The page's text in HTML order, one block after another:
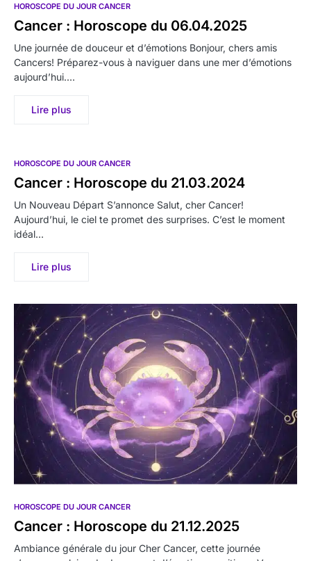
HOROSCOPE DU JOUR CANCER
Cancer : Horoscope du 06.04.2025
Une journée de douceur et d’émotions Bonjour, chers amis
Cancers! Préparez-vous à naviguer dans une mer d’émotions
aujourd’hui.…
Lire plus
HOROSCOPE DU JOUR CANCER
Cancer : Horoscope du 21.03.2024
Un Nouveau Départ S’annonce Salut, cher Cancer!
Aujourd’hui, le ciel te promet des surprises. C’est le moment
idéal…
Lire plus
HOROSCOPE DU JOUR CANCER
Cancer : Horoscope du 21.12.2025
Ambiance générale du jour Cher Cancer, cette journée